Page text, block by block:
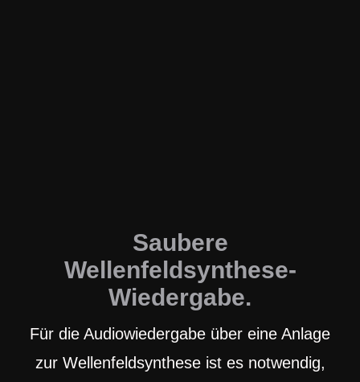
Saubere
Wellenfeldsynthese-
Wiedergabe.
Für die Audiowiedergabe über eine Anlage
zur Wellenfeldsynthese ist es notwendig,